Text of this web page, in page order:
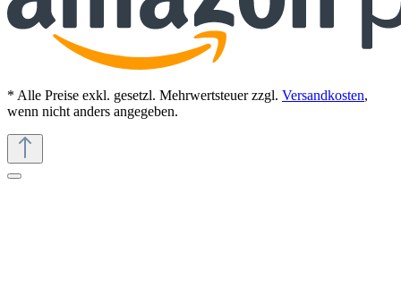
* Alle Preise exkl. gesetzl. Mehrwertsteuer zzgl. Versandkosten,
wenn nicht anders angegeben.